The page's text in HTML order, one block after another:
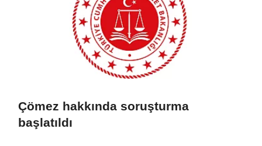
Çömez hakkında soruşturma
başlatıldı